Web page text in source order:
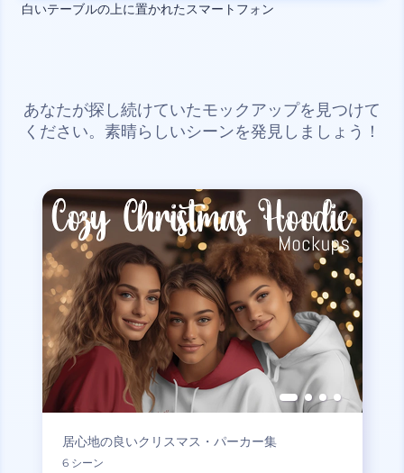
白いテーブルの上に置かれたスマートフォン
あなたが探し続けていたモックアップを見つけて
ください。素晴らしいシーンを発見しましょう！
居心地の良いクリスマス・パーカー集
6 シーン